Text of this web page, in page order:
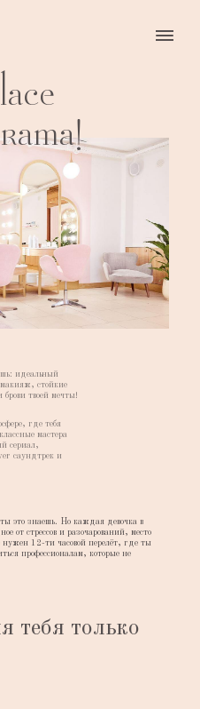
идеальный
стойкие
твоей мечты!
где тебя
мастера
сериал,
саундтрек и
это знаешь. Но каждая девочка в
от стрессов и разочарований, место
нужен 12-ти часовой перелёт, где ты
профессионалам, которые не
тебя только